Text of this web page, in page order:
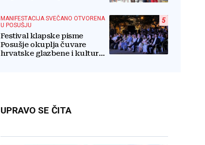
5
MANIFESTACIJA SVEČANO OTVORENA
U POSUŠJU
Festival klapske pisme
Posušje okuplja čuvare
hrvatske glazbene i kulturne
UPRAVO SE ČITA